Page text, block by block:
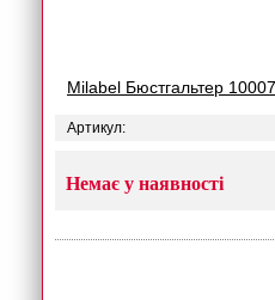
Milabel Бюстгальтер 10007
Артикул:
Немає у наявності